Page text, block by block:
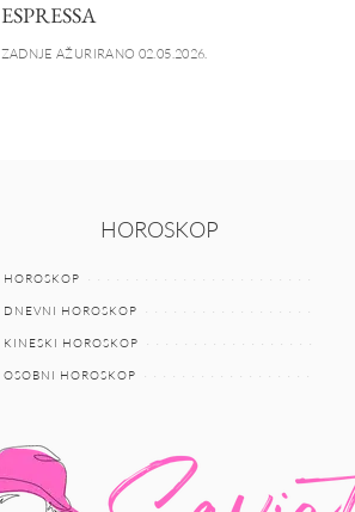
ESPRESSA
ZADNJE AŽURIRANO 02.05.2026.
HOROSKOP
HOROSKOP
DNEVNI HOROSKOP
KINESKI HOROSKOP
OSOBNI HOROSKOP